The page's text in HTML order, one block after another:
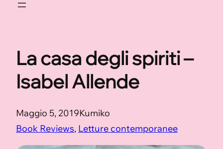
La casa degli spiriti –
Isabel Allende
Maggio 5, 2019Kumiko
Book Reviews, Letture contemporanee